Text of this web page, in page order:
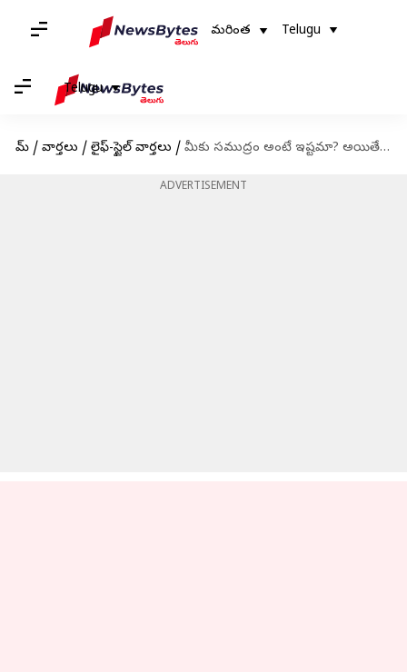
మరింత Telugu
Telugu
హోమ్ / వార్తలు / లైఫ్-స్టైల్ వార్తలు / మీకు సముద్రం అంటే ఇష్టమా? అయితే ఇండియాలోని ఈ ప్రాంతాలను తప్పకుండా సందర్శించండి
ADVERTISEMENT